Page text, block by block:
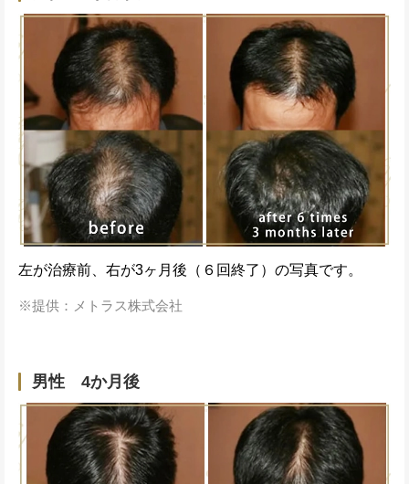
左が治療前、右が3ヶ月後（６回終了）の写真です。
提供：メトラス株式会社
男性 4か月後